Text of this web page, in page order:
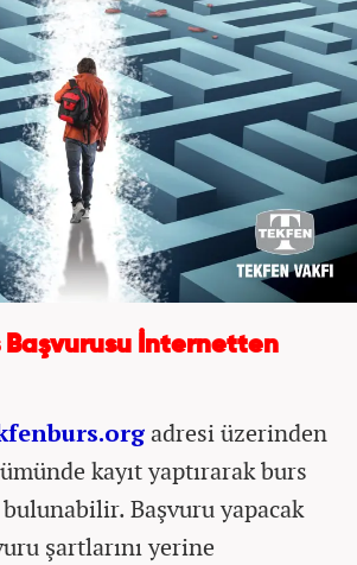
Başvurusu İnternetten
adresi üzerinden
kayıt yaptırarak burs
Başvuru yapacak
şartlarını yerine